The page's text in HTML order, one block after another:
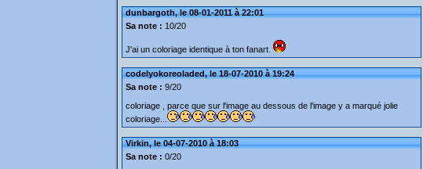
dunbargoth, le 08-01-2011 à 22:01
Sa note : 10/20
J'ai un coloriage identique à ton fanart.
codelyokoreoladed, le 18-07-2010 à 19:24
Sa note : 9/20
coloriage , parce que sur l'image au dessous de l'image y a marqué jolie
coloriage...
Virkin, le 04-07-2010 à 18:03
Sa note : 0/20